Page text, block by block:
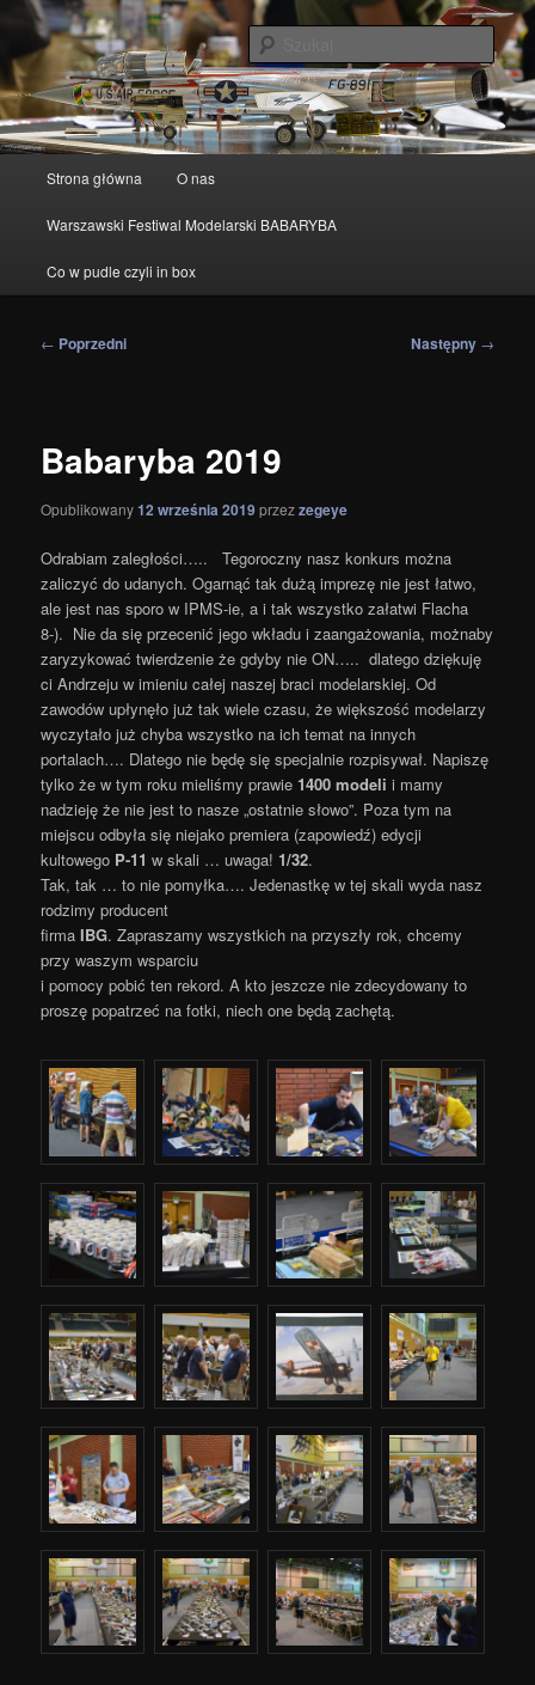
Przeskocz
tekstu
IPMS Warszawa
modelarstwo redukcyjne
Strona główna O nas
Warszawski Festiwal Modelarski BABARYBA
Co w pudle czyli in box
Nawigacja
← Poprzedni Następny →
Babaryba 2019
Opublikowany12 września 2019przezzegeye
Odrabiam zaległości….. Tegoroczny nasz konkurs można
zaliczyć do udanych. Ogarnąć tak dużą imprezę nie jest łatwo,
ale jest nas sporo w IPMS-ie, a i tak wszystko załatwi Flacha
8-). Nie da się przecenić jego wkładu i zaangażowania, możnaby
zaryzykować twierdzenie że gdyby nie ON….. dlatego dziękuję
ci Andrzeju w imieniu całej naszej braci modelarskiej. Od
zawodów upłynęło już tak wiele czasu, że większość modelarzy
wyczytało już chyba wszystko na ich temat na innych
portalach…. Dlatego nie będę się specjalnie rozpisywał. Napiszę
tylko że w tym roku mieliśmy prawie 1400 modeli i mamy
nadzieję że nie jest to nasze „ostatnie słowo”. Poza tym na
miejscu odbyła się niejako premiera (zapowiedź) edycji
kultowego P-11 w skali … uwaga! 1/32.
Tak, tak … to nie pomyłka…. Jedenastkę w tej skali wyda nasz
rodzimy producent
firmaIBG. Zapraszamy wszystkich na przyszły rok, chcemy
przy waszym wsparciu
i pomocy pobić ten rekord. A kto jeszcze nie zdecydowany to
proszę popatrzeć na fotki, niech one będą zachętą.